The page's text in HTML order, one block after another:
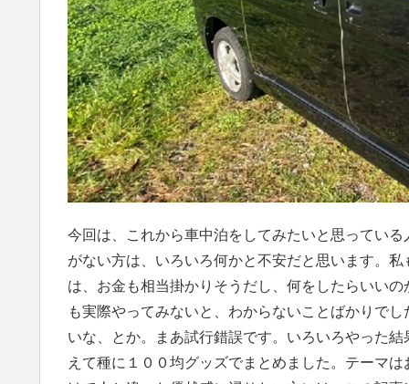
今回は、これから車中泊をしてみたいと思ってい
がない方は、いろいろ何かと不安だと思います。
は、お金も相当掛かりそうだし、何をしたらいい
も実際やってみないと、わからないことばかり
いな、とか。まあ試行錯誤です。いろいろやった
えて種に１００均グッズでまとめました。テーマ